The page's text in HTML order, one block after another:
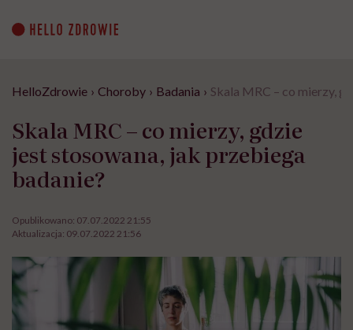
content
HelloZdrowie › Choroby › Badania › Skala MRC – co mierzy,
Skala MRC – co mierzy, gdzie
jest stosowana, jak przebiega
badanie?
Opublikowano: 07.07.2022 21:55
Aktualizacja: 09.07.2022 21:56